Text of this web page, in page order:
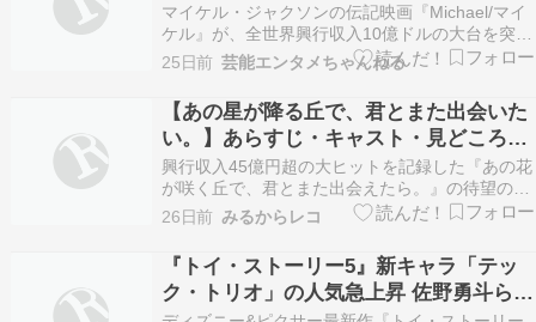
マイケル・ジャクソンの伝記映画『Michael/マイ
ケル』が、全世界興行収入10億ドルの大台を突破
した。2026年公開作品では、『スーパーマリオギ
ャラクシー ザ・ムービー』に続く2作目となり、
伝記映画としては史上初の快挙となる。 続きを読
む ≫ Michaelマイケル 映画 映…
25日前 芸能エンタメちゃんねる
【あの星が降る丘で、君とまた出会いた
い。】あらすじ・キャスト・見どころま
とめ｜興収45億円「あの花」続編【2026
年8月7日公開】
興行収入45億円超の大ヒットを記録した『あの花
が咲く丘で、君とまた出会えたら。』の待望の続
編『あの星が降る丘で、君とまた出会いたい。』
が、2026年8月7日に公開されます。特攻隊員・
彰との別れから7年——彰の夢だった高校教師に
なった百合の前に、彼の面影を感じさせる青年が
現れると…
26日前 みるからレコ
『トイ・ストーリー5』新キャラ「テッ
ク・トリオ」の人気急上昇 佐野勇斗ら吹